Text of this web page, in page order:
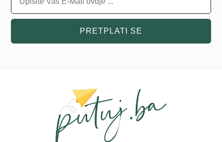
PRETPLATI SE